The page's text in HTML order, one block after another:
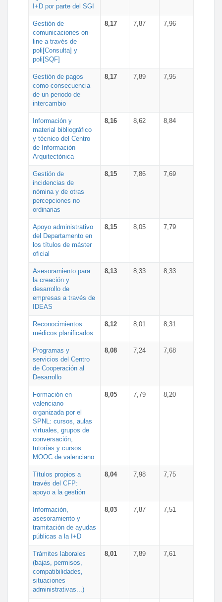
I+D por parte del SGI
Gestión de
comunicaciones on-
line a través de
poli[Consulta] y
poli[SQF]
8,17 7,87 7,96
Gestión de pagos
como consecuencia
de un periodo de
intercambio
8,17 7,89 7,95
Información y
material bibliográfico
y técnico del Centro
de Información
Arquitectónica
8,16 8,62 8,84
Gestión de
incidencias de
nómina y de otras
percepciones no
ordinarias
8,15 7,86 7,69
Apoyo administrativo
del Departamento en
los títulos de máster
oficial
8,15 8,05 7,79
Asesoramiento para
la creación y
desarrollo de
empresas a través de
IDEAS
8,13 8,33 8,33
Reconocimientos
médicos planificados
8,12 8,01 8,31
Programas y
servicios del Centro
de Cooperación al
Desarrollo
8,08 7,24 7,68
Formación en
valenciano
organizada por el
SPNL: cursos, aulas
virtuales, grupos de
conversación,
tutorías y cursos
MOOC de valenciano
8,05 7,79 8,20
Títulos propios a
través del CFP:
apoyo a la gestión
8,04 7,98 7,75
Información,
asesoramiento y
tramitación de ayudas
públicas a la I+D
8,03 7,87 7,51
Trámites laborales
(bajas, permisos,
compatibilidades,
situaciones
administrativas...)
8,01 7,89 7,61